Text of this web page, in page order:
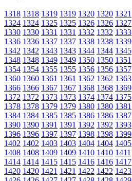
1318 1318 1319 1319 1320 1320 1321
1324 1324 1325 1325 1326 1326 1327
1330 1330 1331 1331 1332 1332 1333
1336 1336 1337 1337 1338 1338 1339
1342 1342 1343 1343 1344 1344 1345
1348 1348 1349 1349 1350 1350 1351
1354 1354 1355 1355 1356 1356 1357
1360 1360 1361 1361 1362 1362 1363
1366 1366 1367 1367 1368 1368 1369
1372 1372 1373 1373 1374 1374 1375
1378 1378 1379 1379 1380 1380 1381
1384 1384 1385 1385 1386 1386 1387
1390 1390 1391 1391 1392 1392 1393
1396 1396 1397 1397 1398 1398 1399
1402 1402 1403 1403 1404 1404 1405
1408 1408 1409 1409 1410 1410 1411
1414 1414 1415 1415 1416 1416 1417
1420 1420 1421 1421 1422 1422 1423